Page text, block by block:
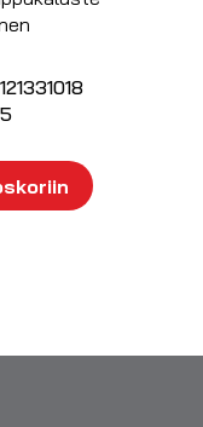
121331018
5